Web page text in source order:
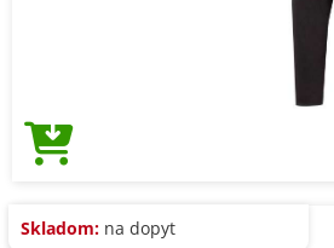
Skladom: na dopyt